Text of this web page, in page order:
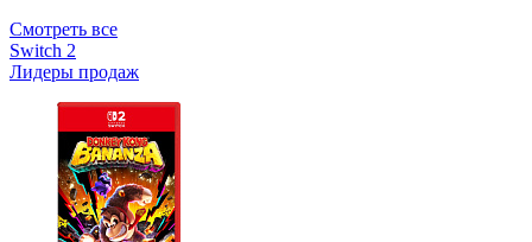
Смотреть все
Switch 2
Лидеры продаж